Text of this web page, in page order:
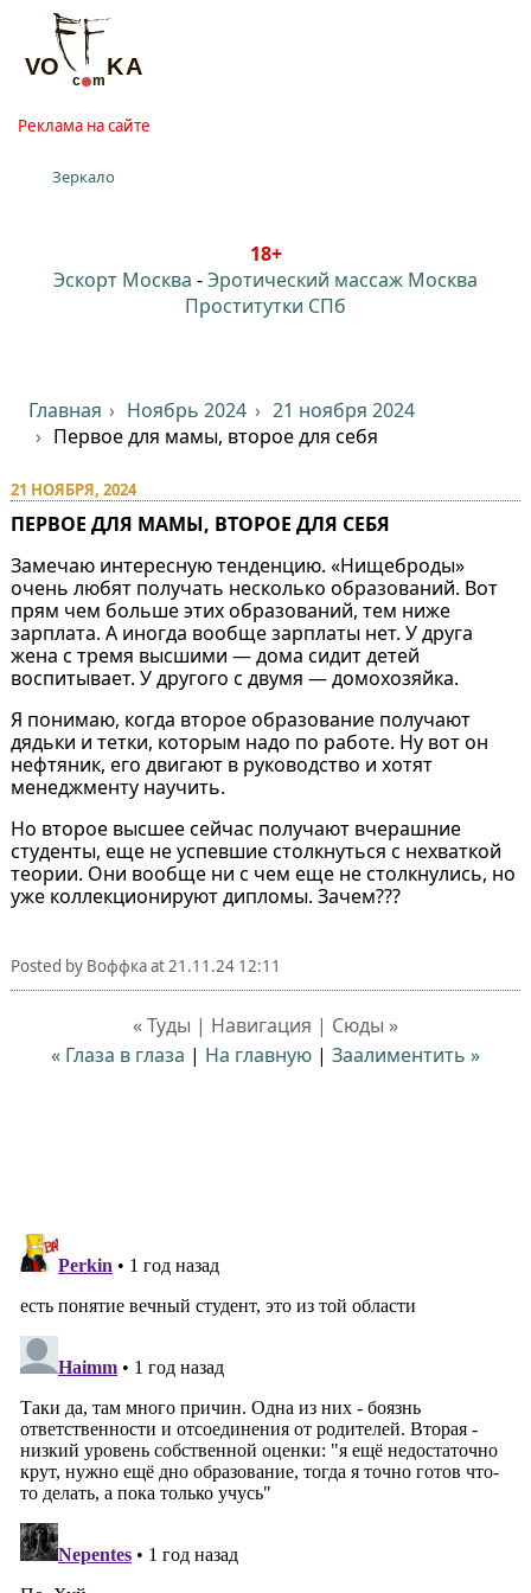
Реклама на сайте
Зеркало
18+
Эскорт Москва -Эротический массаж Москва
Проститутки СПб
Главная Ноябрь 2024
21 ноября 2024
Первое для мамы, второе для себя
21 НОЯБРЯ, 2024
ПЕРВОЕ ДЛЯ МАМЫ, ВТОРОЕ ДЛЯ СЕБЯ
Замечаю интересную тенденцию. «Нищеброды»
очень любят получать несколько образований. Вот
прям чем больше этих образований, тем ниже
зарплата. А иногда вообще зарплаты нет. У друга
жена с тремя высшими — дома сидит детей
воспитывает. У другого с двумя — домохозяйка.
Я понимаю, когда второе образование получают
дядьки и тетки, которым надо по работе. Ну вот он
нефтяник, его двигают в руководство и хотят
менеджменту научить.
Но второе высшее сейчас получают вчерашние
студенты, еще не успевшие столкнуться с нехваткой
теории. Они вообще ни с чем еще не столкнулись, но
уже коллекционируют дипломы. Зачем???
Posted by Воффкаat 21.11.24 12:11
« Туды | Навигация | Сюды »
« Глаза в глаза | На главную | Заалиментить »